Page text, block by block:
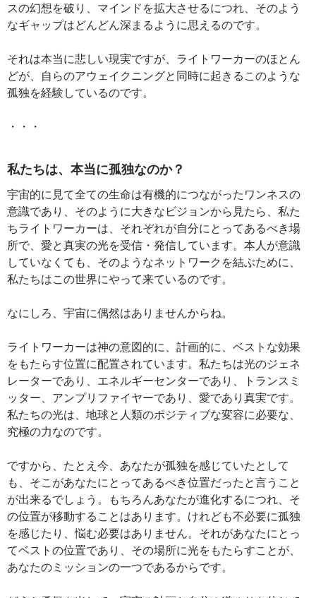
スの幻想を破り、マインドを拡大させるにつれ、そのよう
なギャップはどんどん深まるように思えるのです。
それは本当に悲しい現実ですが、ライトワーカーのほとん
どが、自らのアウェイクニングと同時に起きるこのような
孤独を経験しているのです。
・・・
私たちは、本当に孤独なのか？
宇宙的に見て全ての生命は有機的につながったワンネスの
意識であり、そのように大きなビジョンから見たら、私た
ちライトワーカーは、それぞれが自分にとってあるべき場
所で、愛と真実の光を受信・発信しています。本人が意識
していなくても、そのようなネットワークを結ぶために、
私たちはこの世界にやって来ているのです。
なにしろ、宇宙に偶然はありませんからね。
ライトワーカーは神の意図的に、計画的に、ベストな効果
をもたらす位置に配置されています。私たちは光のジェネ
レーターであり、エネルギーセンターであり、トランスミ
ッター、アンプリファイヤーであり、愛であり真実です。
私たちの光は、地球と人類のポジティブな変容に必要な、
究極の力なのです。
ですから、たとえ今、あなたが孤独を感じていたとして
も、そこがあなたにとってあるべき位置だったと言うこと
が出来るでしょう。もちろんあなたが進化するにつれ、そ
の位置が移動することはあります。けれども不必要に孤独
を感じたり、悩む必要はありません。それがあなたにとっ
てベストの位置であり、その場所に光をもたらすことが、
あなたのミッションの一つであるからです。